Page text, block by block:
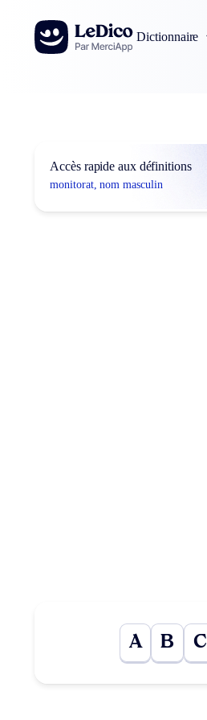
Aller au contenu
Dictionnaire
Accès rapide aux définitions
monitorat, nom masculin
A B C